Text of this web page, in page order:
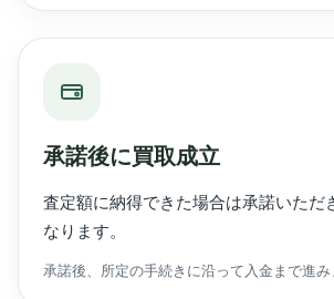
承諾後に買取成立
査定額に納得できた場合は承諾いただ
なります。
承諾後、所定の手続きに沿って入金まで進み